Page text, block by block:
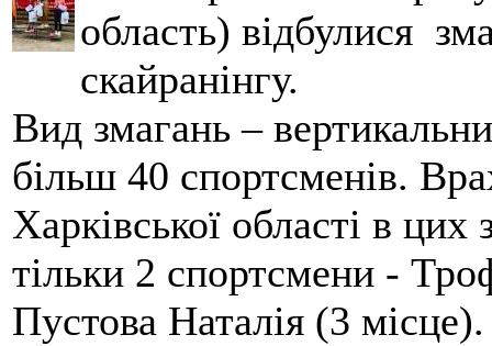
область) відбулися
скайранінгу.
Вид змагань –
більш 40 спортсменів.
Харківської області в
тільки 2 спортсмени -
Пустова Наталія (3 місце).